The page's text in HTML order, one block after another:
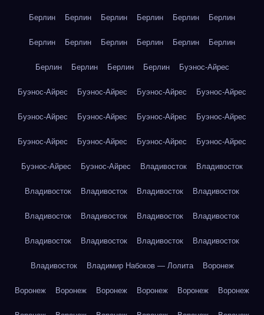
Берлин Берлин Берлин Берлин Берлин Берлин
Берлин Берлин Берлин Берлин Берлин Берлин
Берлин Берлин Берлин Берлин Буэнос-Айрес
Буэнос-Айрес Буэнос-Айрес Буэнос-Айрес Буэнос-Айрес
Буэнос-Айрес Буэнос-Айрес Буэнос-Айрес Буэнос-Айрес
Буэнос-Айрес Буэнос-Айрес Буэнос-Айрес Буэнос-Айрес
Буэнос-Айрес Буэнос-Айрес Владивосток Владивосток
Владивосток Владивосток Владивосток Владивосток
Владивосток Владивосток Владивосток Владивосток
Владивосток Владивосток Владивосток Владивосток
Владивосток Владимир Набоков — Лолита Воронеж
Воронеж Воронеж Воронеж Воронеж Воронеж Воронеж